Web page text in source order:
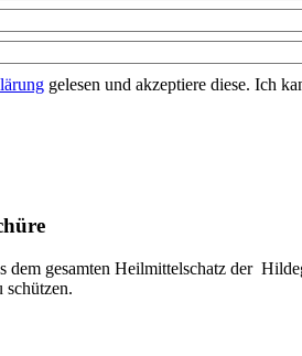
gelesen und akzeptiere diese. Ich
dem gesamten Heilmittelschatz der
schützen.